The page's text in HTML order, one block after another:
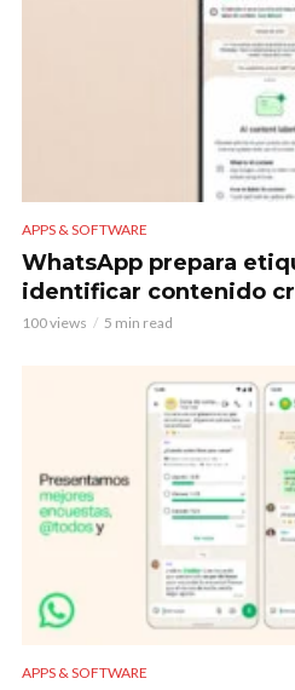
APPS & SOFTWARE
WhatsApp prepara
identificar contenido
100 views 5 min read
APPS & SOFTWARE